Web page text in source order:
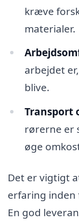
kræve
materialer.
arbejdet
blive.
Transport
rørerne er
øge
Det er vigtigt
erfaring inden
En god